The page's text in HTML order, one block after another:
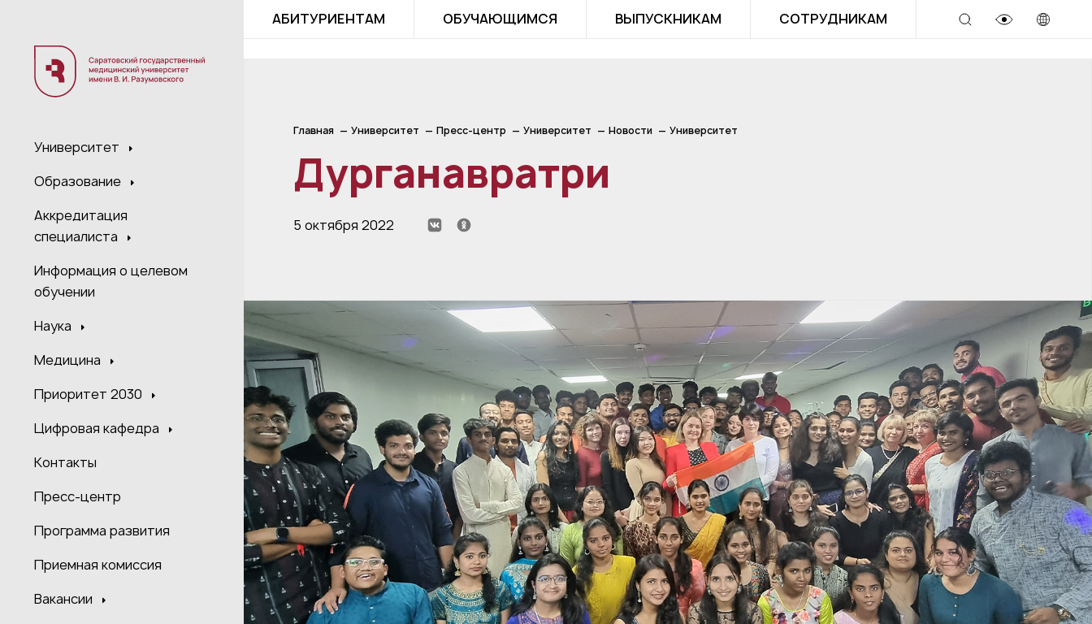
Университет
Образование
Аккредитация
специалиста
Информация о целевом
обучении
Наука
Медицина
Приоритет 2030
Цифровая кафедра
Контакты
Пресс-центр
Программа развития
Приемная комиссия
Вакансии
АБИТУРИЕНТАМ ОБУЧАЮЩИМСЯ ВЫПУСКНИКАМ СОТРУДНИКАМ
Главная Университет Пресс-центр Университет Новости Университет
Дурганавратри
5 октября 2022